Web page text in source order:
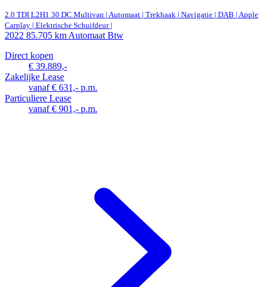
2.0 TDI L2H1 30 DC Multivan | Automaat | Trekhaak | Navigatie | DAB | Apple
Carplay | Elektrische Schuifdeur |
2022 85.705 km Automaat Btw
Direct kopen
€ 39.889,-
Zakelijke Lease
vanaf € 631,- p.m.
Particuliere Lease
vanaf € 901,- p.m.